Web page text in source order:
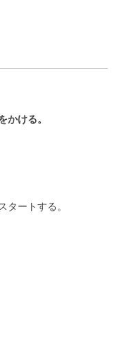
かける。
タートする。